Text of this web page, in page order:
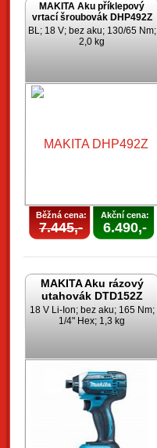
MAKITA Aku příklepový
vrtací šroubovák DHP492Z
BL; 18 V; bez aku; 130/65 Nm;
2,0 kg
Běžná cena:
7.445,-
Akční cena:
6.490,-
MAKITA Aku rázový
utahovák DTD152Z
18 V Li-Ion; bez aku; 165 Nm;
1/4" Hex; 1,3 kg